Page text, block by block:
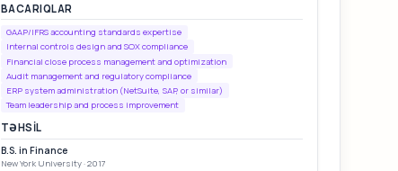
BACARIQLAR
GAAP/IFRS accounting standards expertise
Internal controls design and SOX compliance
Financial close process management and optimization
Audit management and regulatory compliance
ERP system administration (NetSuite, SAP, or similar)
Team leadership and process improvement
TƏHSIL
B.S. in Finance
New York University · 2017